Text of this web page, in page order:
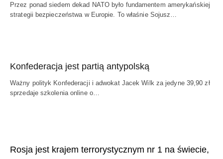
Przez ponad siedem dekad NATO było fundamentem amerykańskiej
strategii bezpieczeństwa w Europie. To właśnie Sojusz…
Konfederacja jest partią antypolską
Ważny polityk Konfederacji i adwokat Jacek Wilk za jedyne 39,90 zł
sprzedaje szkolenia online o…
Rosja jest krajem terrorystycznym nr 1 na świecie,